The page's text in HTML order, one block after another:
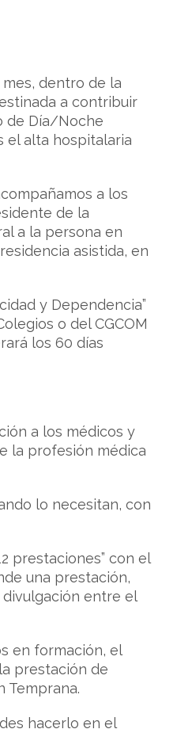
dentro de la
a contribuir
de Día/Noche
el alta hospitalaria
a los
de la
a la persona en
asistida, en
y Dependencia”
o del CGCOM
los 60 días
a los médicos y
la profesión médica
lo necesitan, con
prestaciones” con el
una prestación,
entre el
en formación, el
prestación de
Temprana.
hacerlo en el